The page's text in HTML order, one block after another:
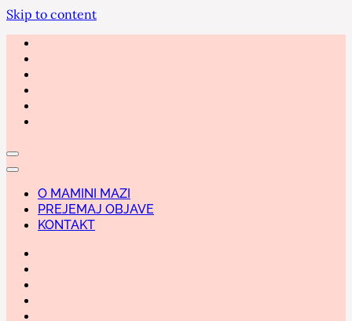
Skip to content
O MAMINI MAZI
PREJEMAJ OBJAVE
KONTAKT